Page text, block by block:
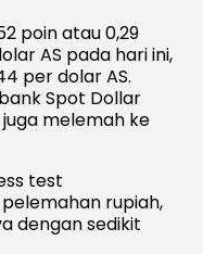
poin atau 0,29
AS pada hari ini,
per dolar AS.
Spot Dollar
juga melemah ke
test
rupiah,
dengan sedikit